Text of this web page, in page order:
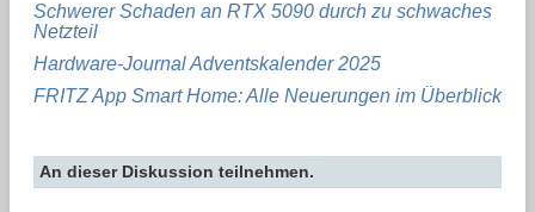
Schwerer Schaden an RTX 5090 durch zu schwaches
Netzteil
Hardware-Journal Adventskalender 2025
FRITZ App Smart Home: Alle Neuerungen im Überblick
An dieser Diskussion teilnehmen.